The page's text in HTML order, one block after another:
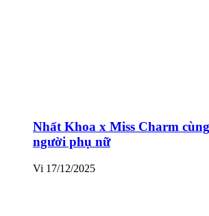
Nhất Khoa x Miss Charm
người phụ nữ
Vi 17/12/2025